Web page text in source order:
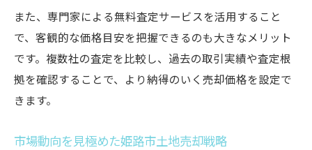
また、専門家による無料査定サービスを活用すること
で、客観的な価格目安を把握できるのも大きなメリット
です。複数社の査定を比較し、過去の取引実績や査定根
拠を確認することで、より納得のいく売却価格を設定で
きます。
市場動向を見極めた姫路市土地売却戦略